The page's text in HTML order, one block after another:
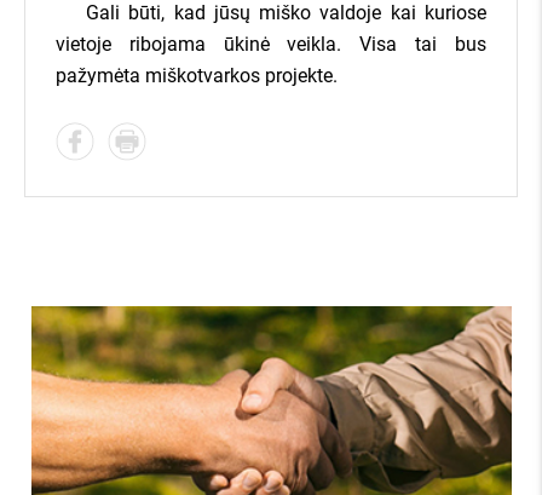
Gali būti, kad jūsų miško valdoje kai kuriose
vietoje ribojama ūkinė veikla. Visa tai bus
pažymėta miškotvarkos projekte.